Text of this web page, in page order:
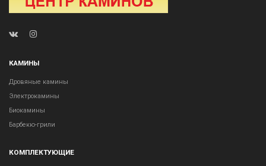
КАМИНЫ
Дровяные камины
Электрокамины
Биокамины
Барбекю-грили
КОМПЛЕКТУЮЩИЕ